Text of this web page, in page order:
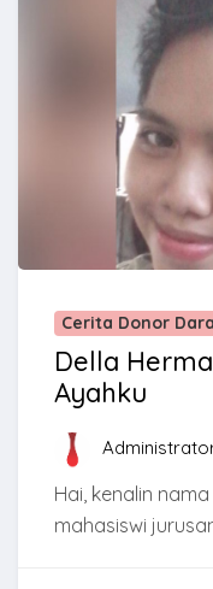
Cerita Donor
Della
Ayahku
Hai, kenalin
mahasiswi